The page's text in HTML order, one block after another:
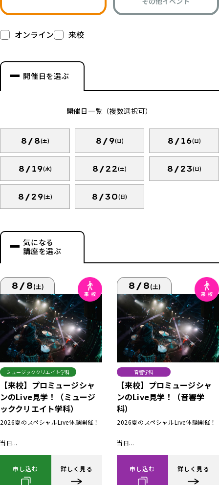
オンライン 来校
開催日を選ぶ
開催日一覧（複数選択可）
8/8(土) 8/9(日) 8/16(日)
8/19(水) 8/22(土) 8/23(日)
8/29(土) 8/30(日)
気になる
講座を選ぶ
8/8(土)
ミュージッククリエイト学科
【来校】プロミュージシャ
ンのLive見学！（ミュージ
ッククリエイト学科）
2026夏のスペシャルLive体験開催！
当日...
申し込む 詳しく見る
8/8(土)
音響学科
【来校】プロミュージシャ
ンのLive見学！（音響学
科）
2026夏のスペシャルLive体験開催！
当日...
申し込む 詳しく見る